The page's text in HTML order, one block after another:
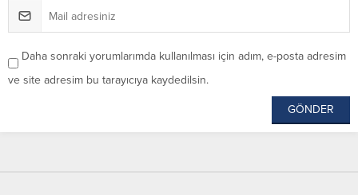
Daha sonraki yorumlarımda kullanılması için adım, e-posta adresim
ve site adresim bu tarayıcıya kaydedilsin.